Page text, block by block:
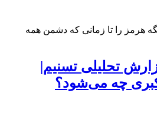
هرمز را تا زمانی که دشمن همه‌
تحلیلی تسنیم|
چه می‌شود؟